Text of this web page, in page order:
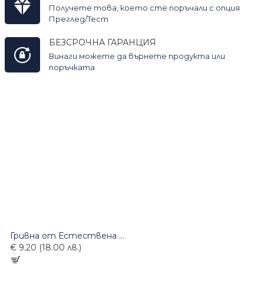
Получете това, което сте поръчали с опция
Преглед/Тест
БЕЗСРОЧНА ГАРАНЦИЯ
Винаги можете да върнете продукта или
поръчката
Гривна от Естествена Кожа
€ 9.20 (18.00 лв.)